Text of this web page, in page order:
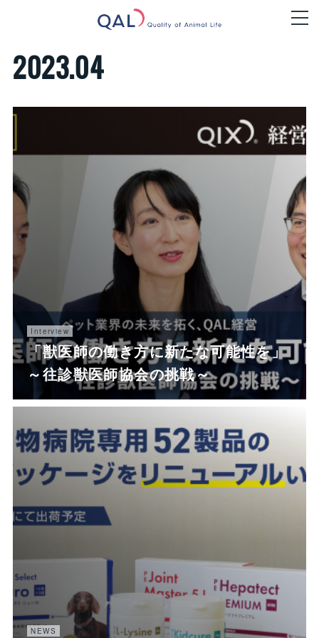
2023.04
Interview
「獣医師の働き方に新たな可能性を」
～往診獣医師協会の挑戦～
NEWS